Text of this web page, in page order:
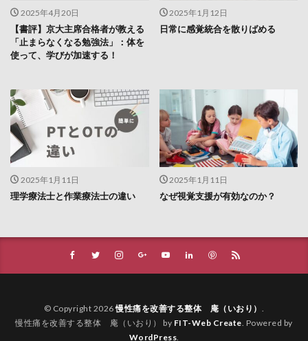
2025年4月20日
【書評】京大主席合格者が教える
「止まらなくなる勉強法」：体を
使って、学びが加速する！
2025年1月12日
日常に感覚統合を散りばめる
2025年1月11日
理学療法士と作業療法士の違い
2025年1月11日
なぜ視覚支援が有効なのか？
© Copyright 2026慢性痛を改善する整体 庵（いおり）
慢性痛を改善する整体 庵（いおり） by FIT-Web Create . Powered by
WordPress